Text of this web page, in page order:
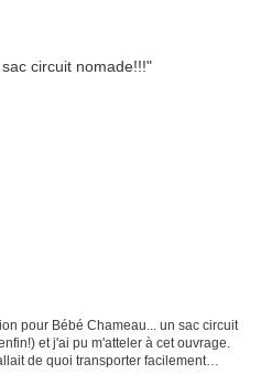
pour Bébé Chameau... un sac circuit
et j'ai pu m'atteler à cet ouvrage.
de quoi transporter facilement